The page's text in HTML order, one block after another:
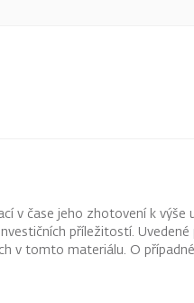
čase jeho zhotovení k
příležitostí.
v tomto materiálu. O